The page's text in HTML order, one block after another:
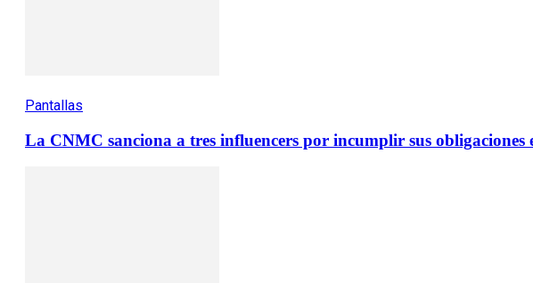
Pantallas
La CNMC sanciona a tres influencers por incumplir sus